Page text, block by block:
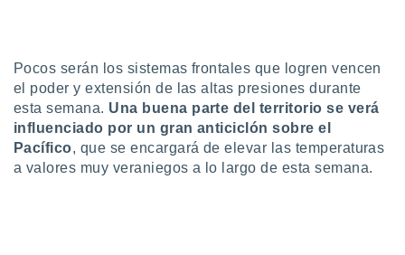
nuestra
y
Pocos serán los sistemas frontales que logren vencen
el poder y extensión de las altas presiones durante
esta semana. Una buena parte del territorio se verá
influenciado por un gran anticiclón sobre el
Pacífico, que se encargará de elevar las temperaturas
a valores muy veraniegos a lo largo de esta semana.